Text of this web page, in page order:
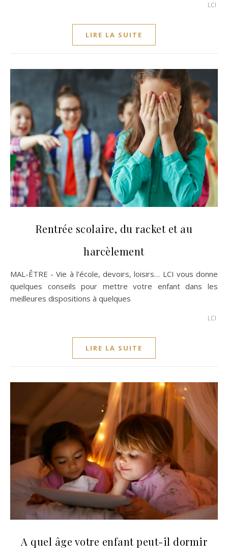
LCI
LIRE LA SUITE
Rentrée scolaire, du racket et au
harcèlement
MAL-ÊTRE - Vie à l’école, devoirs, loisirs… LCI vous donne
quelques conseils pour mettre votre enfant dans les
meilleures dispositions à quelques
LCI
LIRE LA SUITE
A quel âge votre enfant peut-il dormir